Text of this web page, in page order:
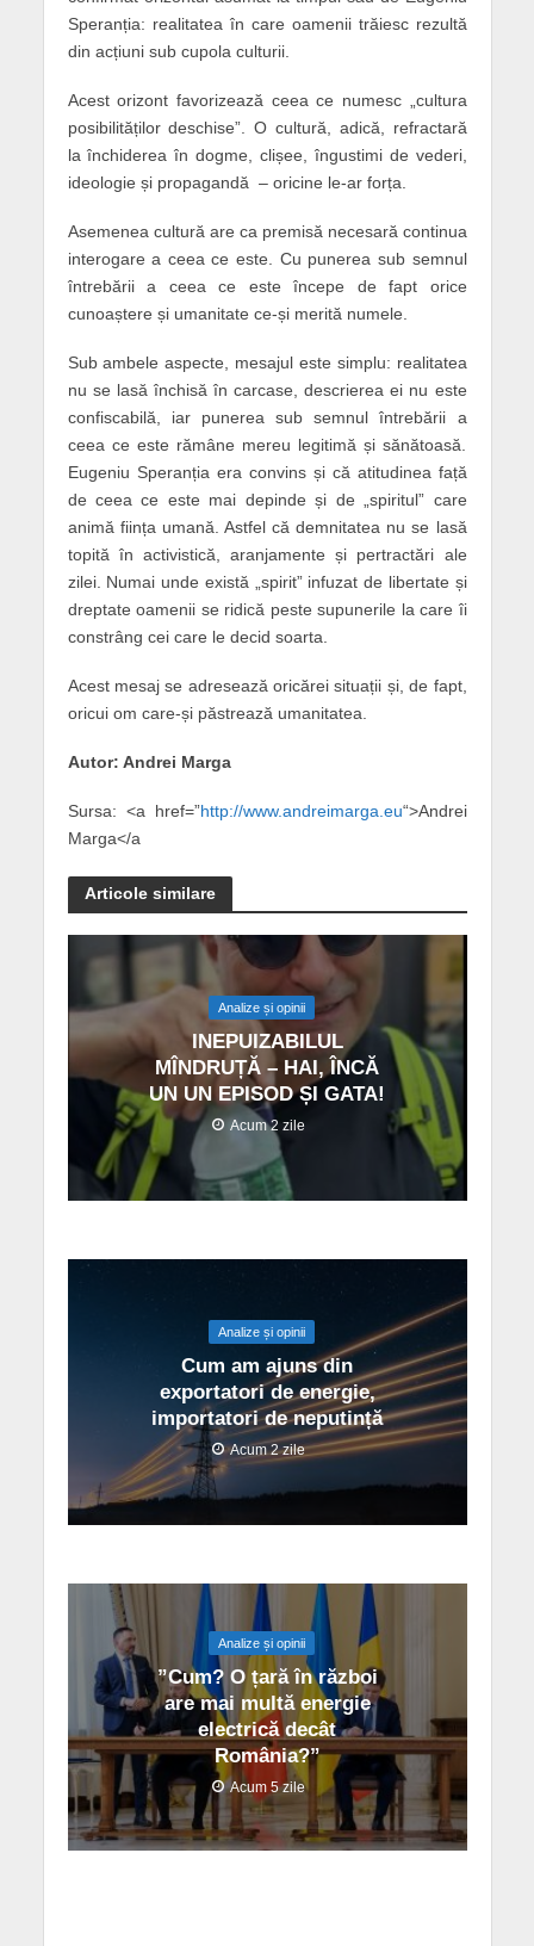
Speranția: realitatea în care oamenii trăiesc rezultă
din acțiuni sub cupola culturii.
Acest orizont favorizează ceea ce numesc „cultura
posibilităților deschise”. O cultură, adică, refractară
la închiderea în dogme, clișee, îngustimi de vederi,
ideologie și propagandă – oricine le-ar forța.
Asemenea cultură are ca premisă necesară continua
interogare a ceea ce este. Cu punerea sub semnul
întrebării a ceea ce este începe de fapt orice
cunoaștere și umanitate ce-și merită numele.
Sub ambele aspecte, mesajul este simplu: realitatea
nu se lasă închisă în carcase, descrierea ei nu este
confiscabilă, iar punerea sub semnul întrebării a
ceea ce este rămâne mereu legitimă și sănătoasă.
Eugeniu Speranția era convins și că atitudinea față
de ceea ce este mai depinde și de „spiritul” care
animă ființa umană. Astfel că demnitatea nu se lasă
topită în activistică, aranjamente și pertractări ale
zilei. Numai unde există „spirit” infuzat de libertate și
dreptate oamenii se ridică peste supunerile la care îi
constrâng cei care le decid soarta.
Acest mesaj se adresează oricărei situații și, de fapt,
oricui om care-și păstrează umanitatea.
Autor: Andrei Marga
Sursa: <a href=”http://www.andreimarga.eu“>Andrei
Marga</a
Articole similare
Analize și opinii
INEPUIZABILUL
MÎNDRUȚĂ – HAI, ÎNCĂ
UN UN EPISOD ȘI GATA!
Acum 2 zile
Analize și opinii
Cum am ajuns din
exportatori de energie,
importatori de neputință
Acum 2 zile
Analize și opinii
”Cum? O țară în război
are mai multă energie
electrică decât
România?”
Acum 5 zile